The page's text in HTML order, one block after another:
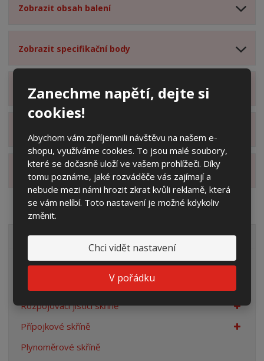
Zanechme napětí, dejte si
cookies!
Abychom vám zpříjemnili návštěvu na našem e-
shopu, využíváme cookies. To jsou malé soubory,
které se dočasně uloží ve vašem prohlížeči. Díky
tomu poznáme, jaké rozváděče vás zajímají a
nebude mezi námi hrozit zkrat kvůli reklamě, která
se vám nelíbí. Toto nastavení je možné kdykoliv
změnit.
Chci vidět nastavení
V pořádku
Zobrazit obsah balení
Zobrazit specifikační body
Zobrazit technické parametry
Zobrazit alternativní produkty
VŠECHNY KATEGORIE
Elektroměrové rozvaděče
Rozpojovací jistící skříně
Přípojkové skříně
Plynoměrové skříně